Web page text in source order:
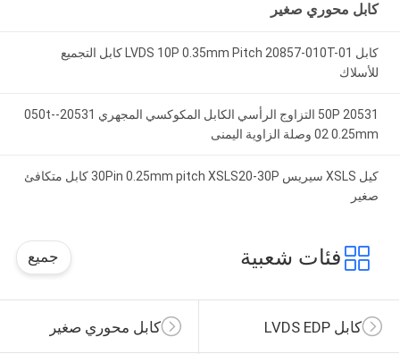
كابل محوري صغير
كابل LVDS 10P 0.35mm Pitch 20857-010T-01 كابل التجميع
للأسلاك
20531 50P التزاوج الرأسي الكابل المكوكسي المجهري 20531-050t-
02 0.25mm وصلة الزاوية اليمنى
كيل XSLS سيريس 30Pin 0.25mm pitch XSLS20-30P كابل متكافئ
صغير
فئات شعبية جميع
كابل محوري صغير كابل LVDS EDP